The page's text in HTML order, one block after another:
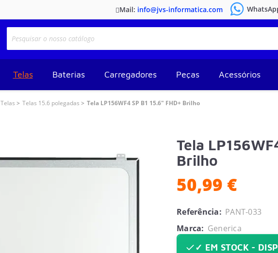
Mail: info@jvs-informatica.com
Telas Baterias Carregadores Peças Acessórios
Telas Telas 15.6 polegadas Tela LP156WF4 SP B1 15.6" FHD+ Brilho
Tela
Brilho
50,99 €
Referência: PANT-033
Marca: Generica
✓ EM STOCK -